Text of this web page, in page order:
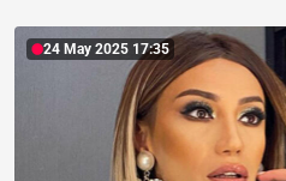
24 May 2025 17:35